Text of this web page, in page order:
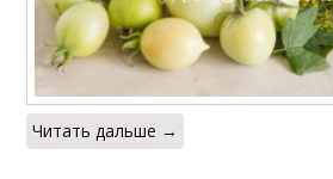
Читать дальше →